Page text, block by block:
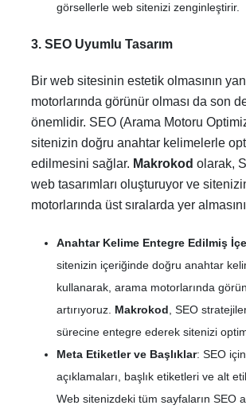
görsellerle web sitenizi zenginleştirir.
3. SEO Uyumlu Tasarım
Bir web sitesinin estetik olmasının
motorlarında görünür olması da son
önemlidir. SEO (Arama Motoru
sitenizin doğru anahtar kelimelerle
edilmesini sağlar. Makrokod olarak,
web tasarımları oluşturuyor ve
motorlarında üst sıralarda yer
Anahtar Kelime Entegre Edilmiş
sitenizin içeriğinde doğru anahtar
kullanarak, arama motorlarında
artırıyoruz. Makrokod , SEO
sürecine entegre ederek sitenizi
Meta Etiketler ve Başlıklar: SEO
açıklamaları, başlık etiketleri ve alt
Web sitenizdeki tüm sayfaların SEO